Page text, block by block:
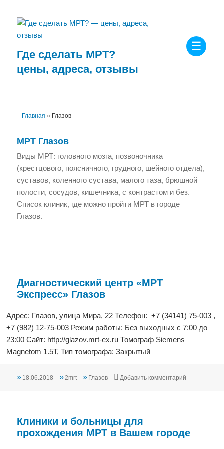
Где сделать МРТ?
цены, адреса, отзывы
Главная » Глазов
МРТ Глазов
Виды МРТ: головного мозга, позвоночника
(крестцового, поясничного, грудного, шейного отдела),
суставов, коленного сустава, малого таза, брюшной
полости, сосудов, кишечника, с контрастом и без.
Список клиник, где можно пройти МРТ в городе
Глазов.
Диагностический центр «МРТ
Экспресс» Глазов
Адрес: Глазов, улица Мира, 22 Телефон: +7 (34141) 75-003 ,
+7 (982) 12-75-003 Режим работы: Без выходных с 7:00 до
23:00 Сайт: http://glazov.mrt-ex.ru Томограф Siemens
Magnetom 1.5Т, Тип томографа: Закрытый
Опубликовано
18.06.2018 Автор
2mrt Рубрики
Глазов Добавить комментарий
Клиники и больницы для
прохождения МРТ в Вашем городе